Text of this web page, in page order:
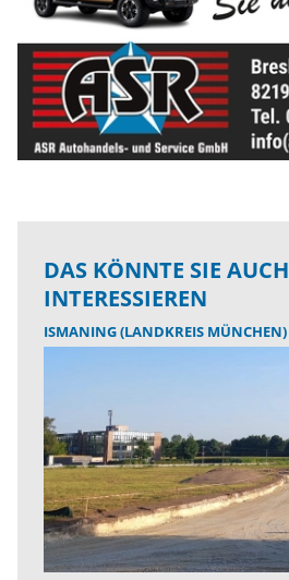
DAS KÖNNTE SIE AUCH
INTERESSIEREN
ISMANING (LANDKREIS MÜNCHEN)